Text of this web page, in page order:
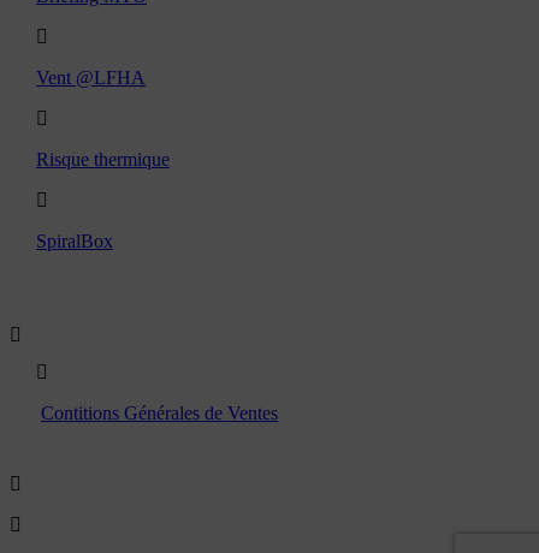
Vent @LFHA
Risque thermique
SpiralBox
Contitions Générales de Ventes